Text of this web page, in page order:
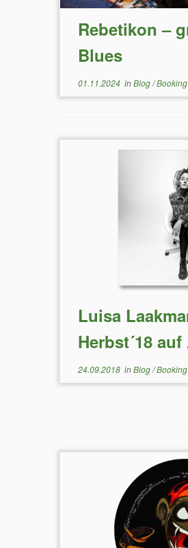
Rebetikon –
Blues
01.11.2024inBlog/Booking
Luisa
Herbst´18
24.09.2018inBlog/Booking